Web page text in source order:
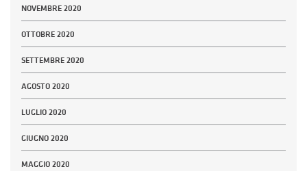
NOVEMBRE 2020
OTTOBRE 2020
SETTEMBRE 2020
AGOSTO 2020
LUGLIO 2020
GIUGNO 2020
MAGGIO 2020